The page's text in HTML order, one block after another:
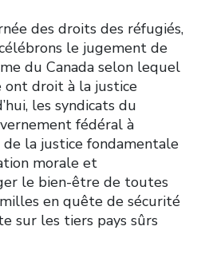
des droits des réfugiés,
le jugement de
du Canada selon lequel
ont droit à la justice
les syndicats du
fédéral à
la justice fondamentale
morale et
le bien-être de toutes
en quête de sécurité
sur les tiers pays sûrs